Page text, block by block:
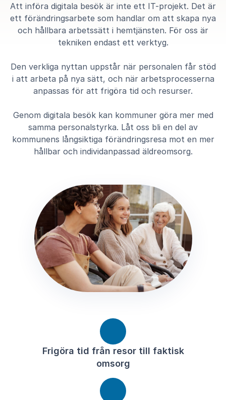
Att införa digitala besök är inte ett IT-projekt. Det är
ett förändringsarbete som handlar om att skapa nya
och hållbara arbetssätt i hemtjänsten. För oss är
tekniken endast ett verktyg.
Den verkliga nyttan uppstår när personalen får stöd
i att arbeta på nya sätt, och när arbetsprocesserna
anpassas för att frigöra tid och resurser.
Genom digitala besök kan kommuner göra mer med
samma personalstyrka. Låt oss bli en del av
kommunens långsiktiga förändringsresa mot en mer
hållbar och individanpassad äldreomsorg.
Frigöra tid från resor till faktisk
omsorg